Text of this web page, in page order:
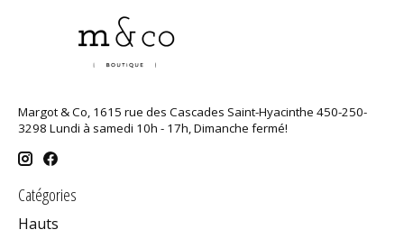
Margot & Co, 1615 rue des Cascades Saint-Hyacinthe 450-250-
3298 Lundi à samedi 10h - 17h, Dimanche fermé!
Catégories
Hauts